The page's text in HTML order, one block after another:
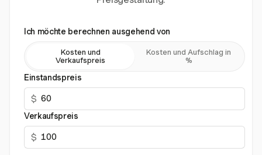
Ich möchte berechnen ausgehend von
Kosten und
Verkaufspreis
Kosten und Aufschlag in
%
Einstandspreis
$
Verkaufspreis
$